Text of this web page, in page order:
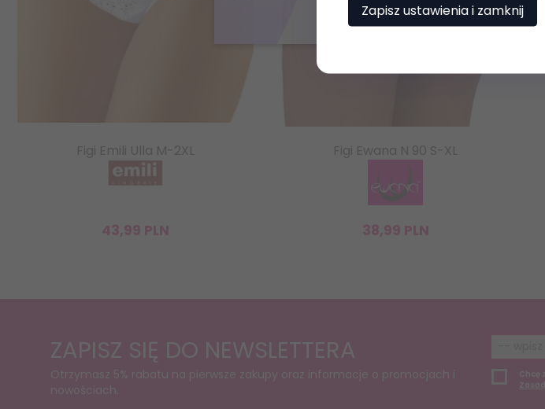
Figi Emili Ulla M-2XL
43,99 PLN
Figi Ewana N 90 S-XL
38,99 PLN
ZAPISZ SIĘ DO NEWSLETTERA
Otrzymasz 5% rabatu na pierwsze zakupy oraz informacje o promocjach i
nowościach.
Chcę
Zapisz ustawienia i zamknij